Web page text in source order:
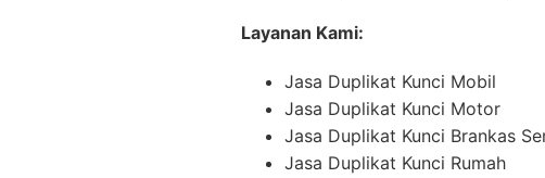
Layanan Kami:
Jasa Duplikat Kunci Mobil
Jasa Duplikat Kunci Motor
Jasa Duplikat Kunci Brankas
Jasa Duplikat Kunci Rumah